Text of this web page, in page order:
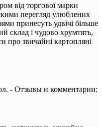
від торгової марки
перегляд улюблених
принесуть удвічі більше
склад і чудово хрумтять,
про звичайні картопляні
- Отзывы и комментарии: